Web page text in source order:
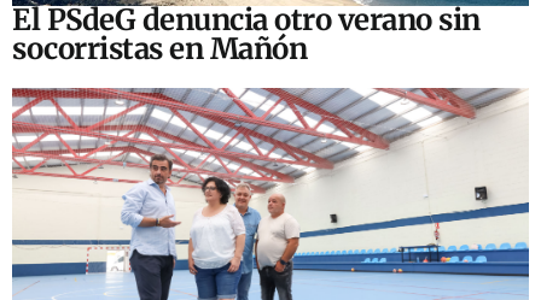
El PSdeG denuncia otro verano sin
socorristas en Mañón